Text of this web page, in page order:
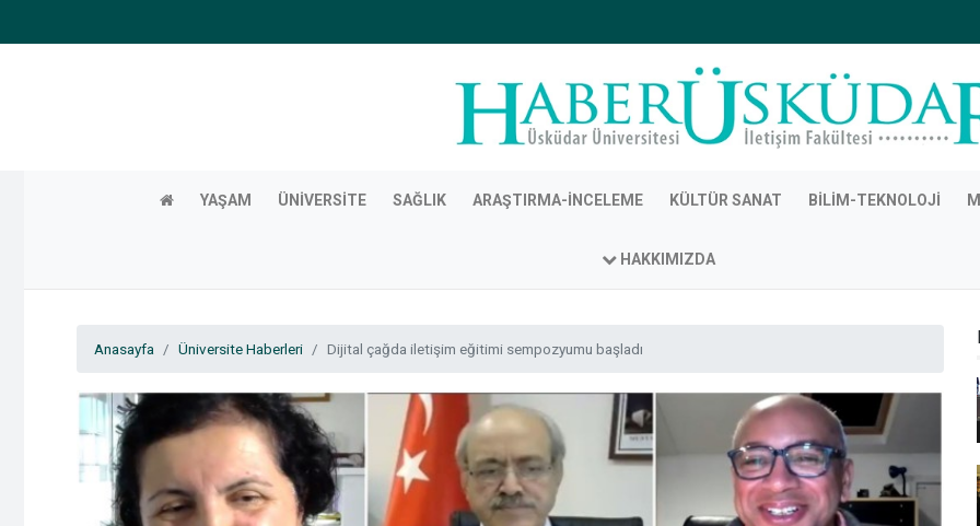
YAŞAM ÜNIVERSITE SAĞLIK ARAŞTIRMA-İNCELEME KÜLTÜR SANAT BILIM-TEKNOLOJI
HAKKIMIZDA
Anasayfa Üniversite Haberleri Dijital çağda iletişim eğitimi sempozyumu başladı